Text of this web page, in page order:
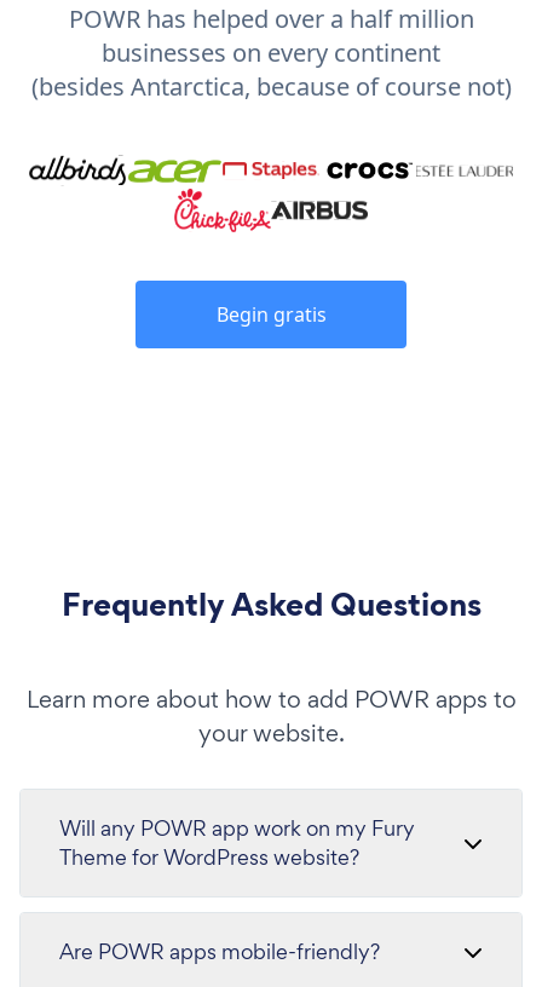
POWR has helped over a half million
businesses on every continent
(besides Antarctica, because of course not)
Begin gratis
Frequently Asked Questions
Learn more about how to add POWR apps to
your website.
Will any POWR app work on my Fury
Theme for WordPress website?
Are POWR apps mobile-friendly?